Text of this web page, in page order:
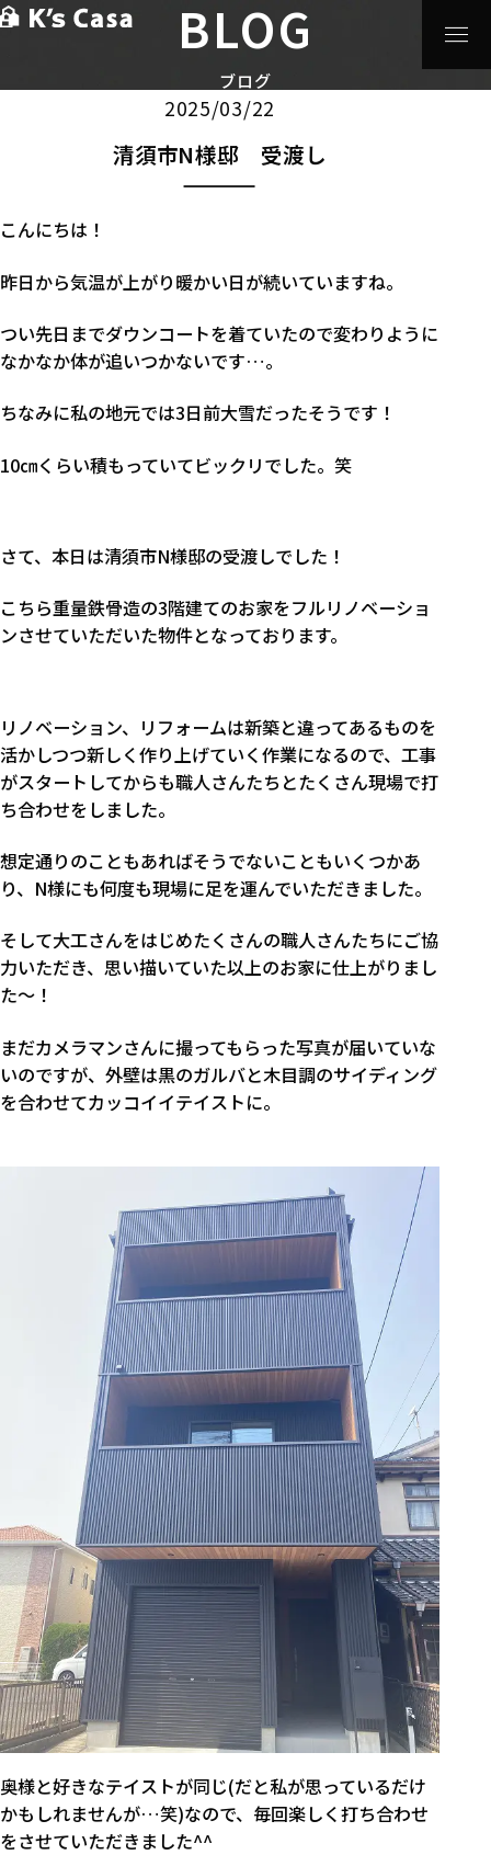
BLOG
ブログ
リノベーション>清須市N様邸 受渡し
2025/03/22
清須市N様邸 受渡し
こんにちは！
昨日から気温が上がり暖かい日が続いていますね。
つい先日までダウンコートを着ていたので変わりように
なかなか体が追いつかないです…。
ちなみに私の地元では3日前大雪だったそうです！
10㎝くらい積もっていてビックリでした。笑
さて、本日は清須市N様邸の受渡しでした！
こちら重量鉄骨造の3階建てのお家をフルリノベーショ
ンさせていただいた物件となっております。
リノベーション、リフォームは新築と違ってあるものを
活かしつつ新しく作り上げていく作業になるので、工事
がスタートしてからも職人さんたちとたくさん現場で打
ち合わせをしました。
想定通りのこともあればそうでないこともいくつかあ
り、N様にも何度も現場に足を運んでいただきました。
そして大工さんをはじめたくさんの職人さんたちにご協
力いただき、思い描いていた以上のお家に仕上がりまし
た～！
まだカメラマンさんに撮ってもらった写真が届いていな
いのですが、外壁は黒のガルバと木目調のサイディング
を合わせてカッコイイテイストに。
奥様と好きなテイストが同じ(だと私が思っているだけ
かもしれませんが…笑)なので、毎回楽しく打ち合わせ
をさせていただきました^^